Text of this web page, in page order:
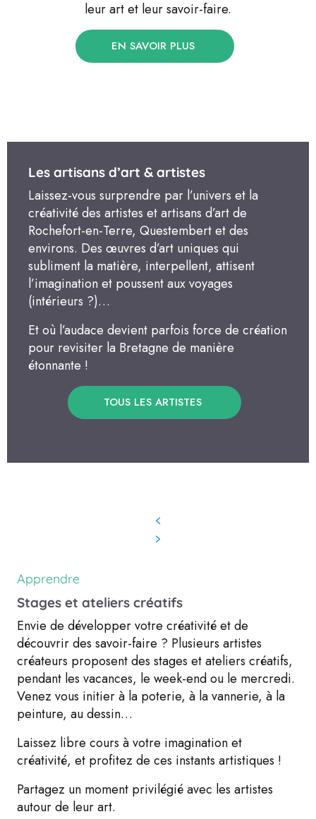
leur art et leur savoir-faire.
EN SAVOIR PLUS
Les artisans d’art & artistes
Laissez-vous surprendre par l’univers et la
créativité des artistes et artisans d’art de
Rochefort-en-Terre, Questembert et des
environs. Des œuvres d’art uniques qui
subliment la matière, interpellent, attisent
l’imagination et poussent aux voyages
(intérieurs ?)…
Et où l’audace devient parfois force de création
pour revisiter la Bretagne de manière
étonnante !
TOUS LES ARTISTES
Apprendre
Stages et ateliers créatifs
Envie de développer votre créativité et de
découvrir des savoir-faire ? Plusieurs artistes
créateurs proposent des stages et ateliers créatifs,
pendant les vacances, le week-end ou le mercredi.
Venez vous initier à la poterie, à la vannerie, à la
peinture, au dessin…
Laissez libre cours à votre imagination et
créativité, et profitez de ces instants artistiques !
Partagez un moment privilégié avec les artistes
autour de leur art.